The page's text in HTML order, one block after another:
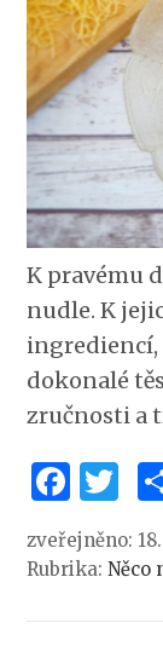
K pravému
nudle. K
dokonalé
zručnosti a
zveřejněno:
Rubrika:Něco